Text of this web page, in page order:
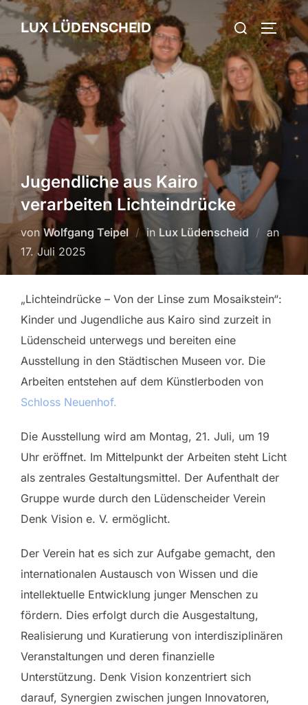
Zum
Inhalt
springen
LUX LÜDENSCHEID
Suchen
nach:
Jugendliche aus Kairo
verarbeiten Lichteindrücke
von Wolfgang Teipel in Lux Lüdenscheid an
17. Juli 2025
„Lichteindrücke – Von der Linse zum Mosaikstein“:
Kinder und Jugendliche aus Kairo sind zurzeit in
Lüdenscheid unterwegs und bereiten eine
Ausstellung in den Städtischen Museen vor. Die
Arbeiten entstehen auf dem Künstlerboden von
Schloss Neuenhof.
Die Ausstellung wird am Montag, 21. Juli, um 19
Uhr eröffnet. Im Mittelpunkt der Arbeiten steht Licht
als zentrales Gestaltungsmittel. Der Aufenthalt der
Gruppe wurde durch den Lüdenscheider Verein
Denk Vision e. V. ermöglicht.
Der Verein hat es sich zur Aufgabe gemacht, den
internationalen Austausch von Wissen und die
intellektuelle Entwicklung junger Menschen zu
fördern. Dies erfolgt durch die Ausgestaltung,
Realisierung und Kuratierung von interdisziplinären
Veranstaltungen und deren finanzielle
Unterstützung. Denk Vision konzentriert sich
darauf, Synergien zwischen jungen Innovatoren,